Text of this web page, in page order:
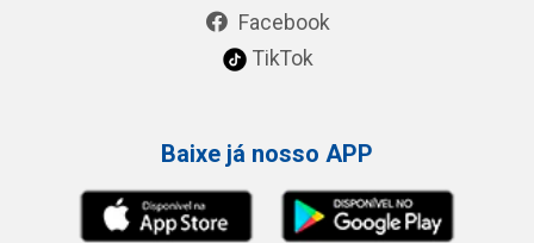
Facebook
TikTok
Baixe já nosso APP